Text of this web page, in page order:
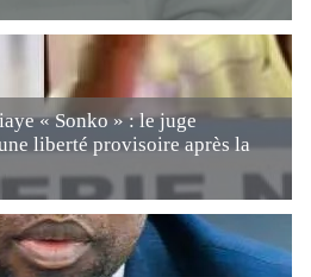
« Sonko » : le juge
liberté provisoire après la